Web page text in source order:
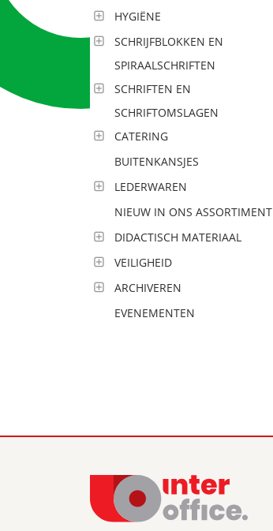
HYGIËNE
SCHRIJFBLOKKEN EN
SPIRAALSCHRIFTEN
SCHRIFTEN EN
SCHRIFTOMSLAGEN
CATERING
BUITENKANSJES
LEDERWAREN
NIEUW IN ONS ASSORTIMENT
DIDACTISCH MATERIAAL
VEILIGHEID
ARCHIVEREN
EVENEMENTEN